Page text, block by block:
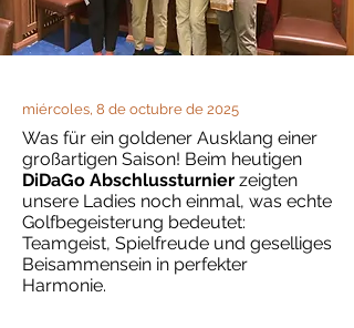
miércoles, 8 de octubre de 2025
Was für ein goldener Ausklang einer
großartigen Saison! Beim heutigen
DiDaGo Abschlussturnier zeigten
unsere Ladies noch einmal, was echte
Golfbegeisterung bedeutet:
Teamgeist, Spielfreude und geselliges
Beisammensein in perfekter
Harmonie.